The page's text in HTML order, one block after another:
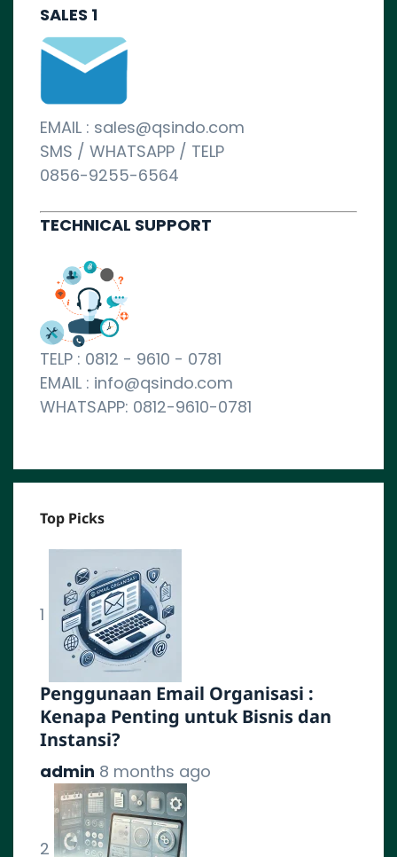
SALES 1
EMAIL : sales@qsindo.com
SMS / WHATSAPP / TELP
0856-9255-6564
TECHNICAL SUPPORT
TELP : 0812 - 9610 - 0781
EMAIL : info@qsindo.com
WHATSAPP: 0812-9610-0781
Top Picks
1
Penggunaan Email Organisasi :
Kenapa Penting untuk Bisnis dan
Instansi?
admin 8 months ago
2